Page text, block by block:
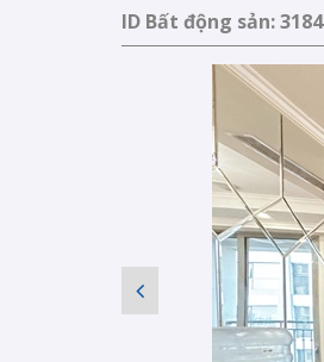
ID Bất động sản:3184